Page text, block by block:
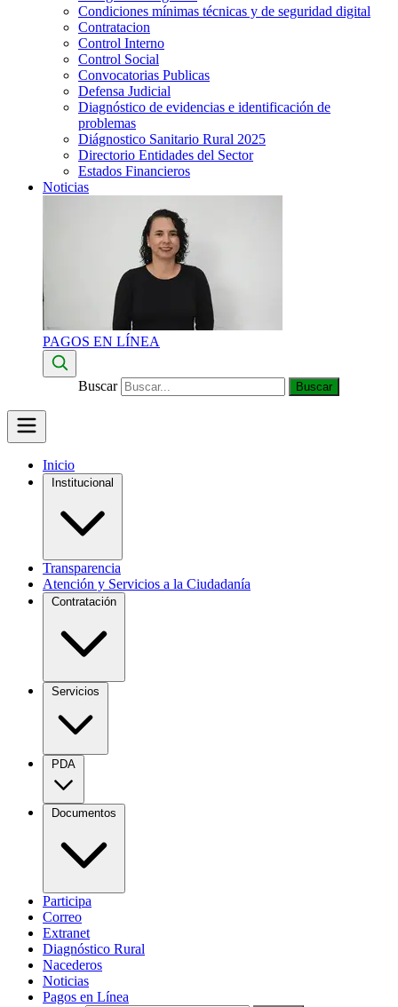
Condiciones mínimas técnicas y de seguridad digital
Contratacion
Control Interno
Control Social
Convocatorias Publicas
Defensa Judicial
Diagnóstico de evidencias e identificación de
problemas
Diágnostico Sanitario Rural 2025
Directorio Entidades del Sector
Estados Financieros
Noticias
PAGOS EN LÍNEA
Buscar Buscar
Inicio
Institucional
Transparencia
Atención y Servicios a la Ciudadanía
Contratación
Servicios
PDA
Documentos
Participa
Correo
Extranet
Diagnóstico Rural
Nacederos
Noticias
Pagos en Línea